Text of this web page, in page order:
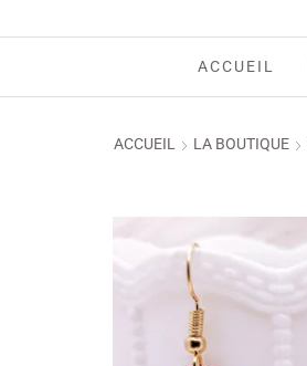
ACCUEIL
ACCUEIL LA BOUTIQUE